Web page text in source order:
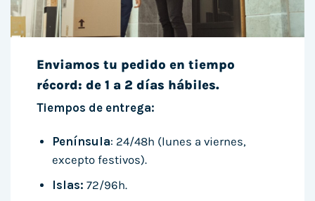
Enviamos tu pedido en tiempo
récord: de 1 a 2 días hábiles.
Tiempos de entrega:
Península: 24/48h (lunes a viernes,
excepto festivos).
Islas: 72/96h.